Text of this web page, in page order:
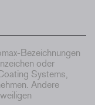
Bezeichnungen
oder
Systems,
Andere